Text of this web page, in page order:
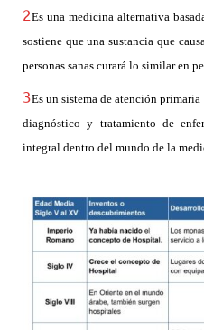
2Es una medicina alternativa
sostiene que una sustancia que
personas sanas curará lo similar en
3Es un sistema de atención
diagnóstico y tratamiento de
integral dentro del mundo de la